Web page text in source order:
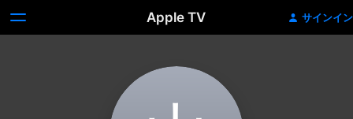
Apple TV サインイン